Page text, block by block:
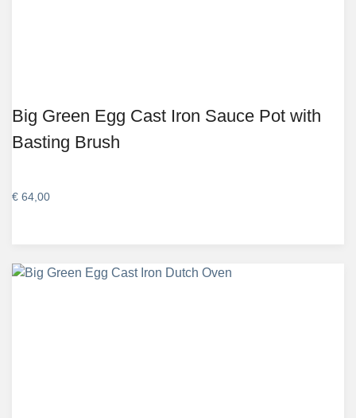
Big Green Egg Cast Iron Sauce Pot with
Basting Brush
€ 64,00